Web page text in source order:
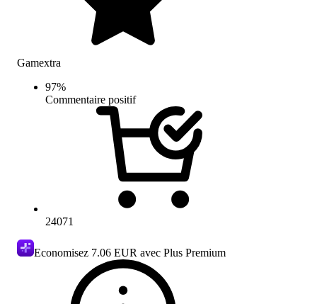
Gamextra
97%
Commentaire positif
24071
Economisez 7.06 EUR avec Plus Premium